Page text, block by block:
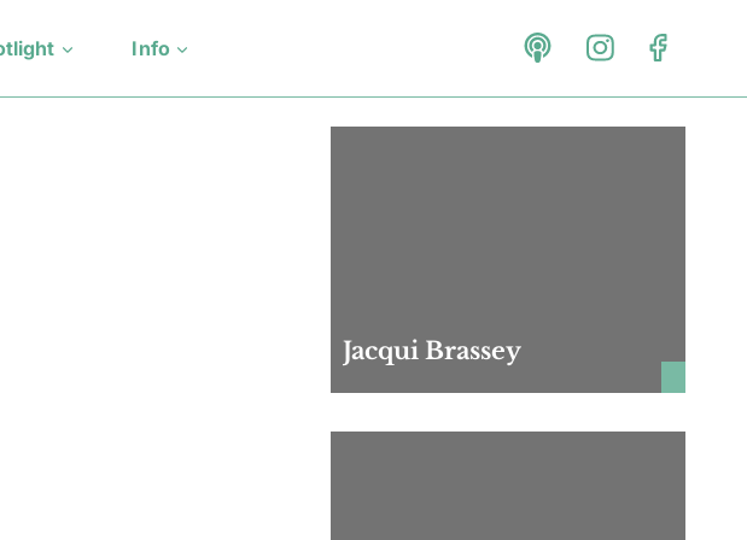
Info
Jacqui Brassey